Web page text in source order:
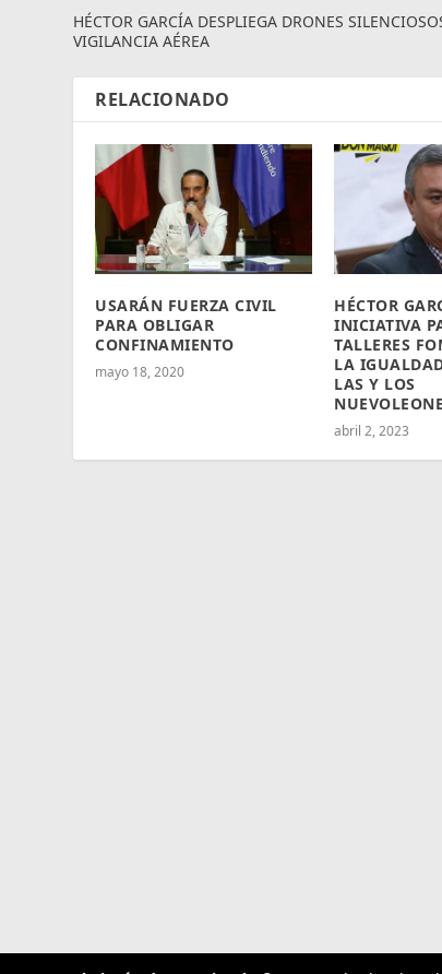
HÉCTOR GARCÍA DESPLIEGA DRONES
VIGILANCIA AÉREA
RELACIONADO
USARÁN FUERZA CIVIL
PARA OBLIGAR
CONFINAMIENTO
mayo 18, 2020
HÉCTOR
INICIATIVA
TALLERES
LA
LAS Y LOS
abril 2, 2023